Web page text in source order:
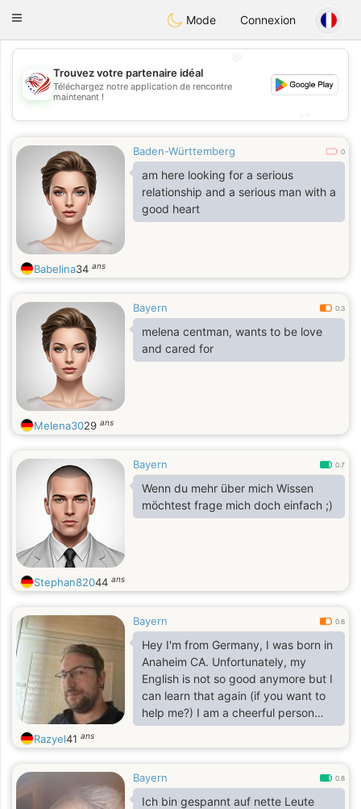
StatesDating
Toggle
Mode Connexion
💖
💕
Trouvez votre partenaire idéal
Téléchargez notre application de rencontre
maintenant !
Baden-Württemberg 0
am here looking for a serious
relationship and a serious man with a
good heart
Babelina34 ans
Bayern 0.3
melena centman, wants to be love
and cared for
Melena3029 ans
Bayern 0.7
Wenn du mehr über mich Wissen
möchtest frage mich doch einfach ;)
Stephan82044 ans
Bayern 0.6
Hey I'm from Germany, I was born in
Anaheim CA. Unfortunately, my
English is not so good anymore but I
can learn that again (if you want to
help me?) I am a cheerful person
who needs his "structures". I'm also
a bit of a nerdy. If you want to get to
Razyel41 ans
Bayern 0.8
Ich bin gespannt auf nette Leute